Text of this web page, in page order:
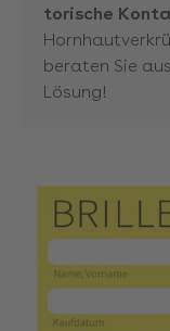
torische
beraten Sie
Lösung!